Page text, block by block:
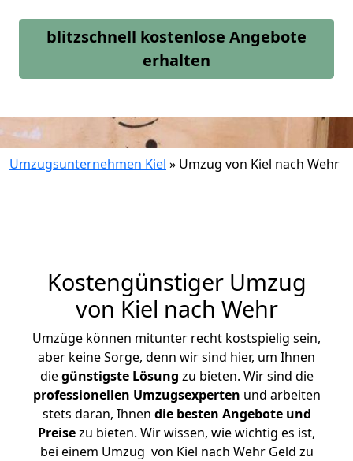
blitzschnell kostenlose Angebote
erhalten
Umzugsunternehmen Kiel » Umzug von Kiel nach Wehr
Kostengünstiger Umzug
von Kiel nach Wehr
Umzüge können mitunter recht kostspielig sein,
aber keine Sorge, denn wir sind hier, um Ihnen
diegünstigste Lösung zu bieten. Wir sind die
professionellen Umzugsexperten und arbeiten
stets daran, Ihnen die besten Angebote und
Preisezu bieten. Wir wissen, wie wichtig es ist,
bei einem Umzug von Kiel nach Wehr Geld zu